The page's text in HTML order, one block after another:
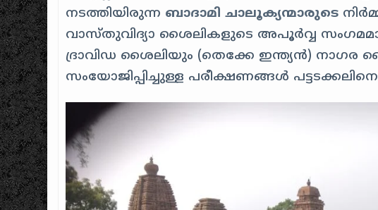
നടത്തിയിരുന്ന ബാദാമി ചാലൂക്യന്മാരുടെ
വാസ്തുവിദ്യാ ശൈലികളുടെ അപൂർവ്വ
ദ്രാവിഡ ശൈലിയും (തെക്കേ ഇന്ത്യൻ) നാഗര
സംയോജിപ്പിച്ചുള്ള പരീക്ഷണങ്ങൾ